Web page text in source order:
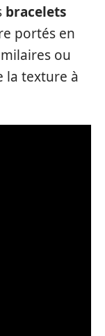
bracelets
portés en
ou
la texture à